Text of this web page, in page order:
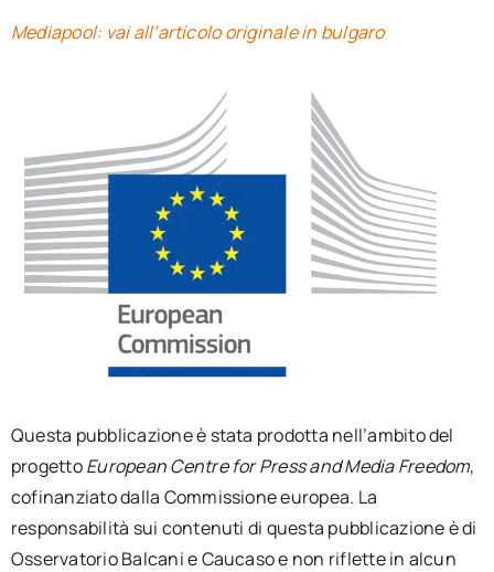
Mediapool: vai all’articolo originale in bulgaro
Questa pubblicazione è stata prodotta nell’ambito del
progettoEuropean Centre for Press and Media Freedom,
cofinanziato dalla Commissione europea. La
responsabilità sui contenuti di questa pubblicazione è di
Osservatorio Balcani e Caucaso e non riflette in alcun